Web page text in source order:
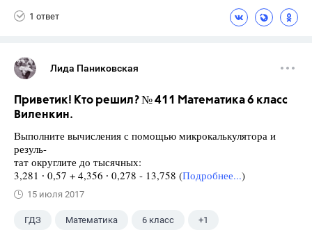
1 ответ
Лида Паниковская
Приветик! Кто решил? № 411 Математика 6 класс
Виленкин.
Выполните вычисления с помощью микрокалькулятора и
резуль-
тат округлите до тысячных:
3,281 ∙ 0,57 + 4,356 ∙ 0,278 - 13,758 (Подробнее...)
15 июля 2017
ГДЗ Математика 6 класс +1